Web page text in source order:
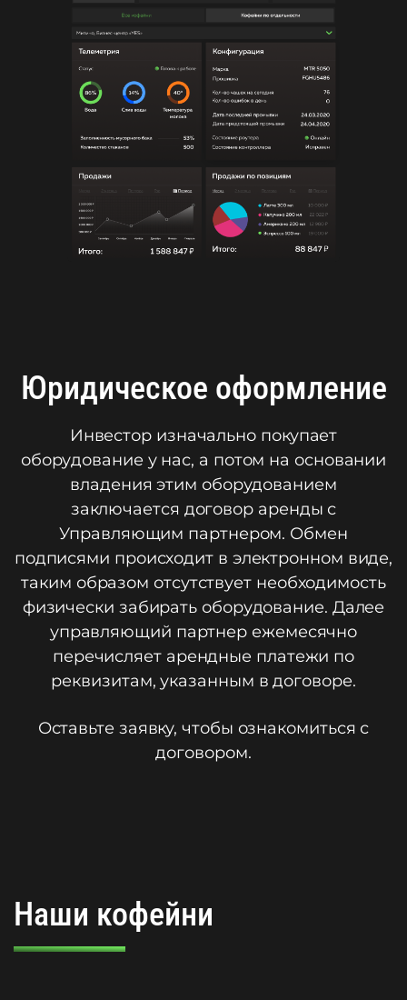
Юридическое оформление
Инвестор изначально покупает
оборудование у нас, а потом на основании
владения этим оборудованием
заключается договор аренды с
Управляющим партнером. Обмен
подписями происходит в электронном виде,
таким образом отсутствует необходимость
физически забирать оборудование. Далее
управляющий партнер ежемесячно
перечисляет арендные платежи по
реквизитам, указанным в договоре.
Оставьте заявку, чтобы ознакомиться с
договором.
Наши кофейни